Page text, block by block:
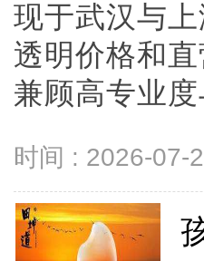
现于武汉与
透明价格和
兼顾高专业
时间 : 2026-07-